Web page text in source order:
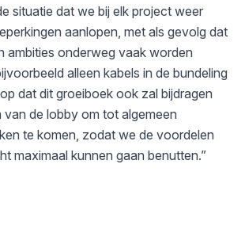
situatie dat we bij elk project weer
aanlopen, met als gevolg dat
ambities onderweg vaak worden
alleen kabels in de bundeling
dat dit groeiboek ook zal bijdragen
van de lobby om tot algemeen
te komen, zodat we de voordelen
maximaal kunnen gaan benutten.”